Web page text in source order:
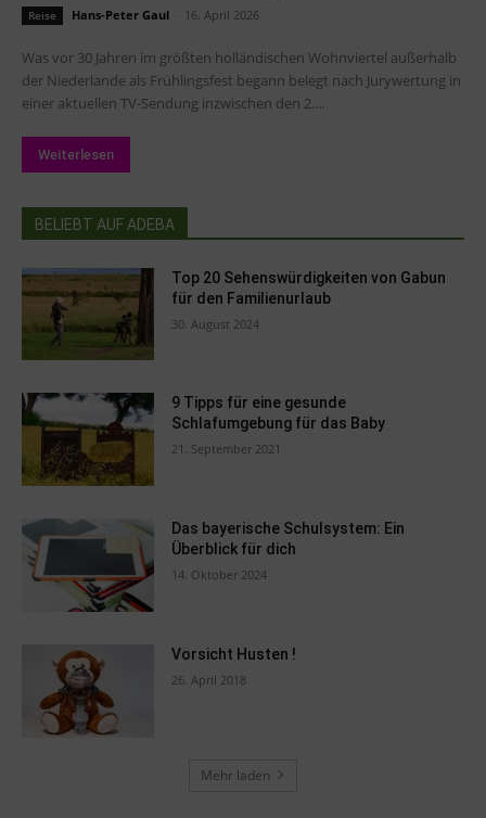
Reise Hans-Peter Gaul 16. April 2026
Was vor 30 Jahren im größten holländischen Wohnviertel außerhalb
der Niederlande als Frühlingsfest begann belegt nach Jurywertung in
einer aktuellen TV-Sendung inzwischen den 2....
Weiterlesen
BELIEBT AUF ADEBA
Top 20 Sehenswürdigkeiten von Gabun
für den Familienurlaub
30. August 2024
9 Tipps für eine gesunde
Schlafumgebung für das Baby
21. September 2021
Das bayerische Schulsystem: Ein
Überblick für dich
14. Oktober 2024
Vorsicht Husten !
26. April 2018
Mehr laden